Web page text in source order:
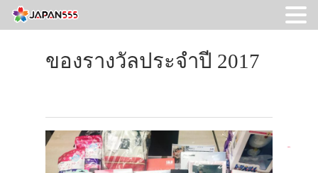
ของรางวัลประจำปี 2017